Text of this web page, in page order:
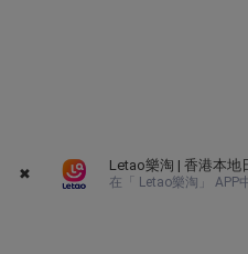
✖
Letao樂淘 | 香港本地
在「 Letao樂淘」 APP